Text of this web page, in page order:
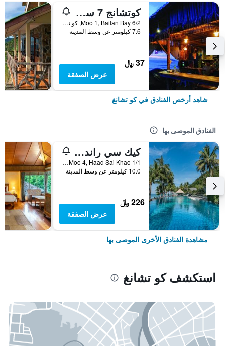
كوتشانج 7 سيفيو بنجالو
6/2 Moo 1, Bailan Bay, كو تشانغ, تايلاند
7.6 كيلومتر عن وسط المدينة
37 ﷼
عرض الصفقة
شاهد أرخص الفنادق في كو تشانغ
الفنادق الموصى بها
كيك سي راند ريزورت كو تشانج
1/1 Moo 4, Haad Sai Khao, كو تشانغ, تايلاند
10.0 كيلومتر عن وسط المدينة
226 ﷼
عرض الصفقة
مشاهدة الفنادق الأخرى الموصى بها
استكشف كو تشانغ